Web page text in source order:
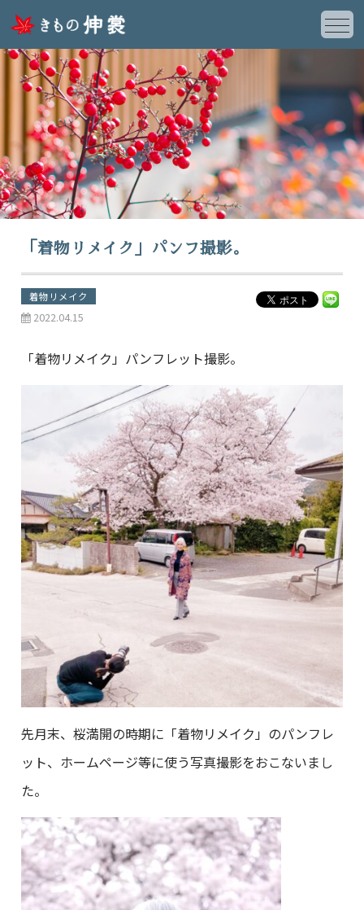
「着物リメイク」パンフ撮影。
着物リメイク
2022.04.15
「着物リメイク」パンフレット撮影。
先月末、桜満開の時期に「着物リメイク」のパンフレ
ット、ホームページ等に使う写真撮影をおこないまし
た。